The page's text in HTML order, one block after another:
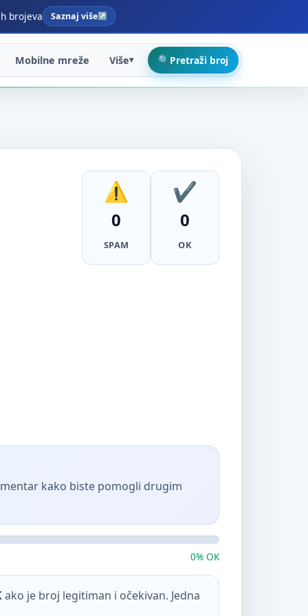
brojeva Saznaj više
Mobilne mreže Više Pretraži broj
0
SPAM
0
OK
kako biste pomogli drugim
0% OK
ako je broj legitiman i očekivan. Jedna